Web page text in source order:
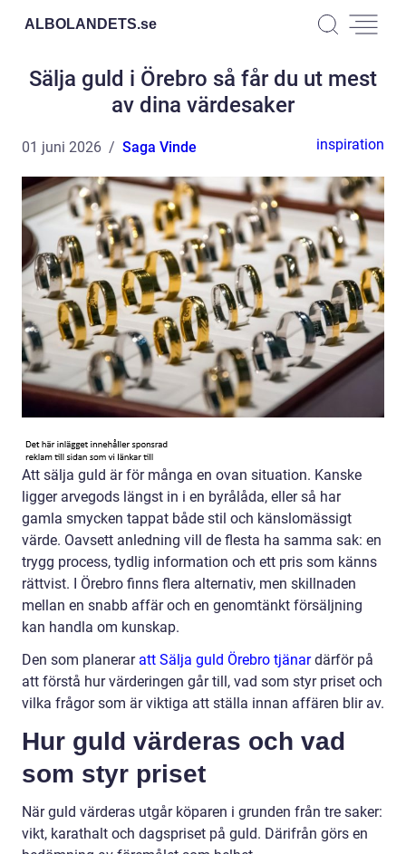
ALBOLANDETS.se
Sälja guld i Örebro så får du ut mest
av dina värdesaker
01 juni 2026 Saga Vinde inspiration
Att sälja guld är för många en ovan situation. Kanske
ligger arvegods längst in i en byrålåda, eller så har
gamla smycken tappat både stil och känslomässigt
värde. Oavsett anledning vill de flesta ha samma sak: en
trygg process, tydlig information och ett pris som känns
rättvist. I Örebro finns flera alternativ, men skillnaden
mellan en snabb affär och en genomtänkt försäljning
kan handla om kunskap.
Den som planerar att Sälja guld Örebro tjänardärför på
att förstå hur värderingen går till, vad som styr priset och
vilka frågor som är viktiga att ställa innan affären blir av.
Hur guld värderas och vad
som styr priset
När guld värderas utgår köparen i grunden från tre saker:
vikt, karathalt och dagspriset på guld. Därifrån görs en